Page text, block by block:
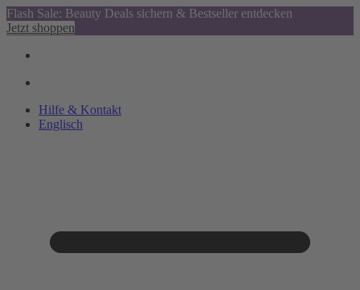
Flash Sale: Beauty Deals sichern & Bestseller entdecken
Jetzt shoppen
Hilfe & Kontakt
Englisch